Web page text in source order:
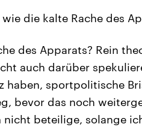
die kalte Rache des
des Apparats? Rein
auch darüber
haben, sportpolitische
bevor das noch
beteilige, solange